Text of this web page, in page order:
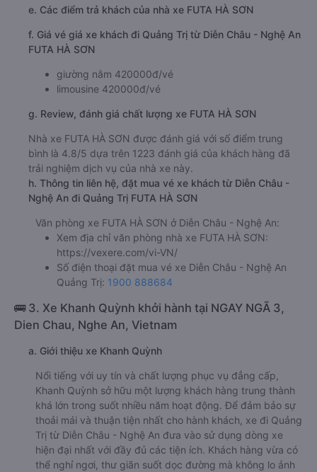
e. Các điểm trả khách của nhà xe FUTA HÀ SƠN
f. Giá vé giá xe khách đi Quảng Trị từ Diễn Châu - Nghệ An
FUTA HÀ SƠN
giường nằm 420000đ/vé
limousine 420000đ/vé
g. Review, đánh giá chất lượng xe FUTA HÀ SƠN
Nhà xe FUTA HÀ SƠN được đánh giá với số điểm trung
bình là 4.8/5 dựa trên 1223 đánh giá của khách hàng đã
trải nghiệm dịch vụ của nhà xe này.
h. Thông tin liên hệ, đặt mua vé xe khách từ Diễn Châu -
Nghệ An đi Quảng Trị FUTA HÀ SƠN
Văn phòng xe FUTA HÀ SƠN ở Diễn Châu - Nghệ An:
Xem địa chỉ văn phòng nhà xe FUTA HÀ SƠN:
https://vexere.com/vi-VN/
Số điện thoại đặt mua vé xe Diễn Châu - Nghệ An
Quảng Trị: 1900 888684
🚌 3. Xe Khanh Quỳnh khởi hành tại NGAY NGÃ 3,
Dien Chau, Nghe An, Vietnam
a. Giới thiệu xe Khanh Quỳnh
Nổi tiếng với uy tín và chất lượng phục vụ đẳng cấp,
Khanh Quỳnh sở hữu một lượng khách hàng trung thành
khá lớn trong suốt nhiều năm hoạt động. Để đảm bảo sự
thoải mái và thuận tiện nhất cho hành khách, xe đi Quảng
Trị từ Diễn Châu - Nghệ An đưa vào sử dụng dòng xe
hiện đại nhất với đầy đủ các tiện ích. Khách hàng vừa có
thể nghỉ ngơi, thư giãn suốt dọc đường mà không lo ảnh